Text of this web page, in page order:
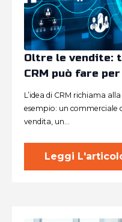
Oltre le vendite:
CRM può fare
L’idea di CRM richiama
esempio: un commerciale
vendita, un…
Leggi